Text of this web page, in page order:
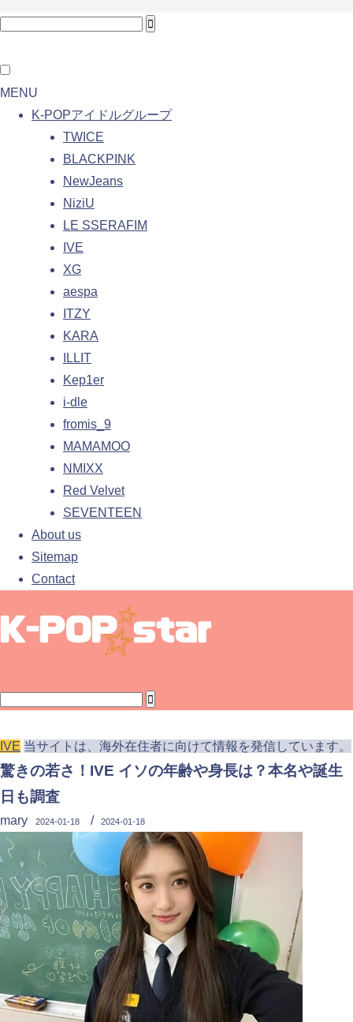
MENU
K-POPアイドルグループ
TWICE
BLACKPINK
NewJeans
NiziU
LE SSERAFIM
IVE
XG
aespa
ITZY
KARA
ILLIT
Kep1er
i-dle
fromis_9
MAMAMOO
NMIXX
Red Velvet
SEVENTEEN
About us
Sitemap
Contact
IVE 当サイトは、海外在住者に向けて情報を発信しています。
驚きの若さ！IVE イソの年齢や身長は？本名や誕生
日も調査
mary 2024-01-18 / 2024-01-18